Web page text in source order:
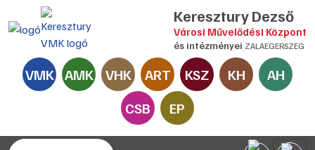
Keresztury Dezső
Városi Művelődési Központ
és intézményei ZALAEGERSZEG
VMK AMK VHK ART KSZ KH
AH
CSB
EP